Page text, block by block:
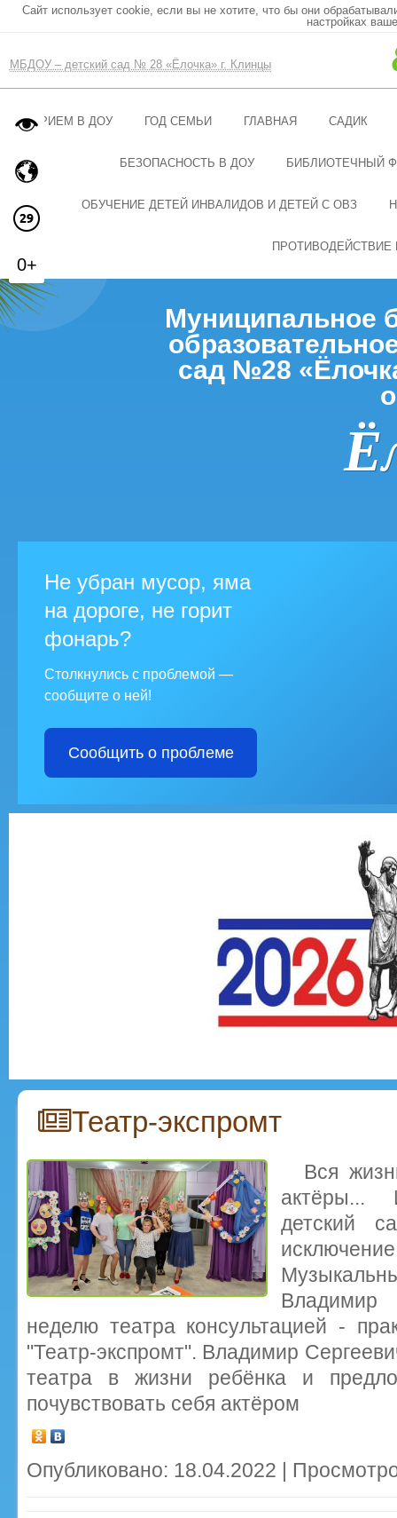
Сайт использует cookie, если вы не хотите, что бы они
настройках
МБДОУ – детский сад № 28 «Ёлочка» г. Клинцы
ПРИЕМ В ДОУ ГОД СЕМЬИ ГЛАВНАЯ САДИК
БЕЗОПАСНОСТЬ В ДОУ БИБЛИОТЕЧНЫЙ
ОБУЧЕНИЕ ДЕТЕЙ ИНВАЛИДОВ И ДЕТЕЙ С ОВЗ
ПРОТИВОДЕЙСТВИЕ
Муниципальное
сад №28
Не убран мусор, яма
на дороге, не горит
фонарь?
Столкнулись с проблемой —
сообщите о ней!
Сообщить о проблеме
Театр-экспромт
Вся
детский
неделю театра консультацией -
"Театр-экспромт". Владимир
театра в жизни ребёнка и
почувствовать себя актёром
Опубликовано: 18.04.2022 |
0+